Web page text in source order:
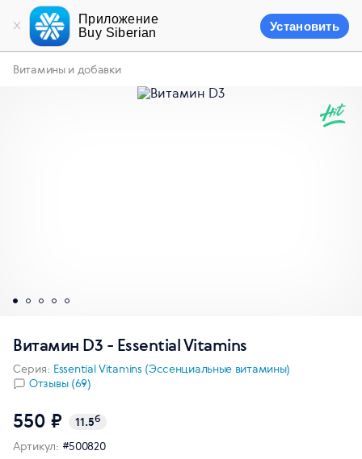
Приложение
Buy Siberian
Установить
Витамины и добавки
Витамин D3 - Essential Vitamins
Серия: Essential Vitamins (Эссенциальные витамины)
Отзывы (69)
550 ₽ 11.5б
Артикул: #500820